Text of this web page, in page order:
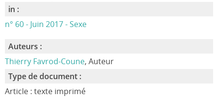
in :
n° 60 - Juin 2017 - Sexe
Auteurs :
Thierry Favrod-Coune, Auteur
Type de document :
Article : texte imprimé